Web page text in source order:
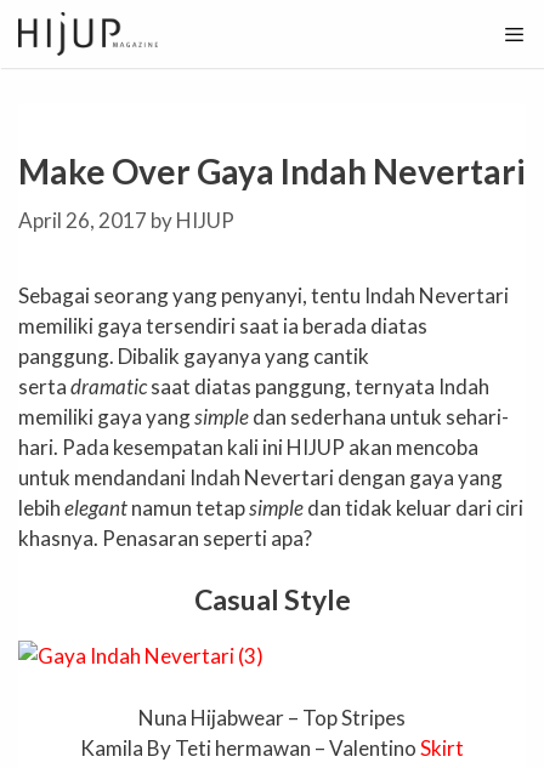
Skip
to
content
Make Over Gaya Indah Nevertari
April 26, 2017 byHIJUP
Sebagai seorang yang penyanyi, tentu Indah Nevertari
memiliki gaya tersendiri saat ia berada diatas
panggung. Dibalik gayanya yang cantik
sertadramaticsaat diatas panggung, ternyata Indah
memiliki gaya yangsimpledan sederhana untuk sehari-
hari. Pada kesempatan kali ini HIJUP akan mencoba
untuk mendandani Indah Nevertari dengan gaya yang
lebihelegantnamun tetapsimpledan tidak keluar dari ciri
khasnya. Penasaran seperti apa?
Casual Style
Nuna Hijabwear – Top Stripes
Kamila By Teti hermawan – ValentinoSkirt